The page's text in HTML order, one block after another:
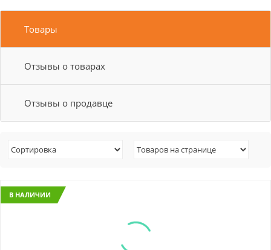
Товары
Отзывы о товарах
Отзывы о продавце
В НАЛИЧИИ